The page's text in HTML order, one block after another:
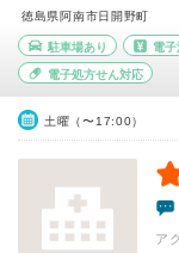
徳島県阿南市日開野町
駐車場あり 電
電子処方せん対応
土曜（〜17:00）
ア